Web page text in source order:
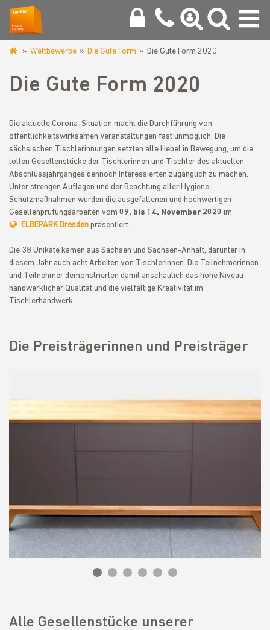
leipzig.de
Wettbewerbe Die Gute Form Die Gute Form 2020
Die Gute Form 2020
Die aktuelle Corona-Situation macht die Durchführung von
öffentlichkeitswirksamen Veranstaltungen fast unmöglich. Die
sächsischen Tischlerinnungen setzten alle Hebel in Bewegung, um die
tollen Gesellenstücke der Tischlerinnen und Tischler des aktuellen
Abschlussjahrganges dennoch Interessierten zugänglich zu machen.
Unter strengen Auflagen und der Beachtung aller Hygiene-
Schutzmaßnahmen wurden die ausgefallenen und hochwertigen
Gesellenprüfungsarbeiten vom 09. bis 14. November 2020 im
ELBEPARK Dresden präsentiert.
Die 38 Unikate kamen aus Sachsen und Sachsen-Anhalt, darunter in
diesem Jahr auch acht Arbeiten von Tischlerinnen. Die Teilnehmerinnen
und Teilnehmer demonstrierten damit anschaulich das hohe Niveau
handwerklicher Qualität und die vielfältige Kreativität im
Tischlerhandwerk.
Die Preisträgerinnen und Preisträger
Alle Gesellenstücke unserer